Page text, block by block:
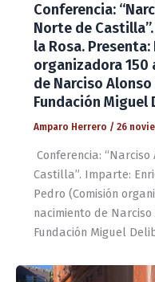
Conferencia:
Norte de
la Rosa.
organizadora
de Narciso
Fundación Miguel
Amparo Herrero / 26
Conferencia:
Castilla”. Imparte:
Pedro (Comisión
nacimiento de Narciso
Fundación Miguel